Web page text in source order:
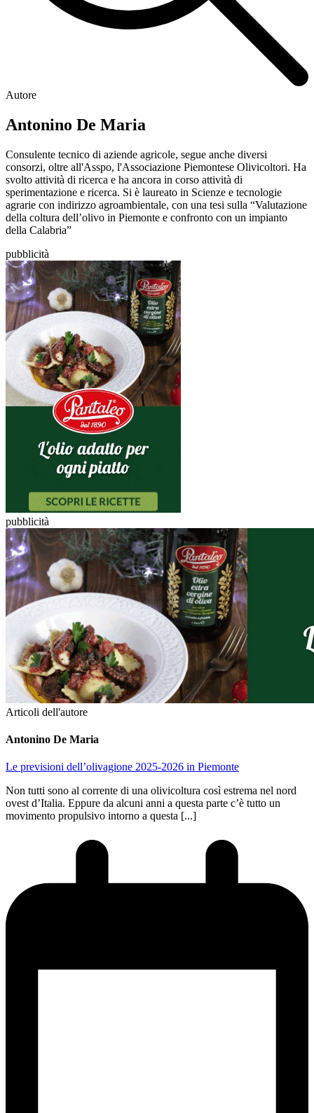
Autore
Antonino De Maria
Consulente tecnico di aziende agricole, segue anche diversi
consorzi, oltre all'Asspo, l'Associazione Piemontese Olivicoltori. Ha
svolto attività di ricerca e ha ancora in corso attività di
sperimentazione e ricerca. Si è laureato in Scienze e tecnologie
agrarie con indirizzo agroambientale, con una tesi sulla “Valutazione
della coltura dell’olivo in Piemonte e confronto con un impianto
della Calabria”
pubblicità
pubblicità
Articoli dell'autore
Antonino De Maria
Le previsioni dell’olivagione 2025-2026 in Piemonte
Non tutti sono al corrente di una olivicoltura così estrema nel nord
ovest d’Italia. Eppure da alcuni anni a questa parte c’è tutto un
movimento propulsivo intorno a questa [...]